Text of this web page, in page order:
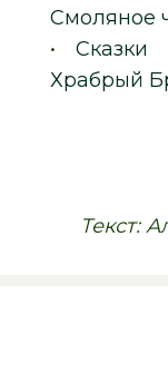
Смоляное
•
Храбрый
Текст: